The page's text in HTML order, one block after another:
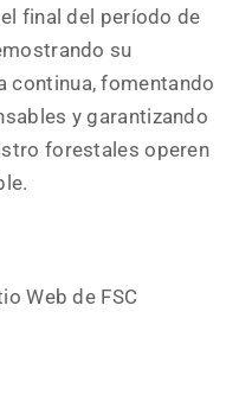
final del período de
su
continua, fomentando
y garantizando
forestales operen
Web de FSC